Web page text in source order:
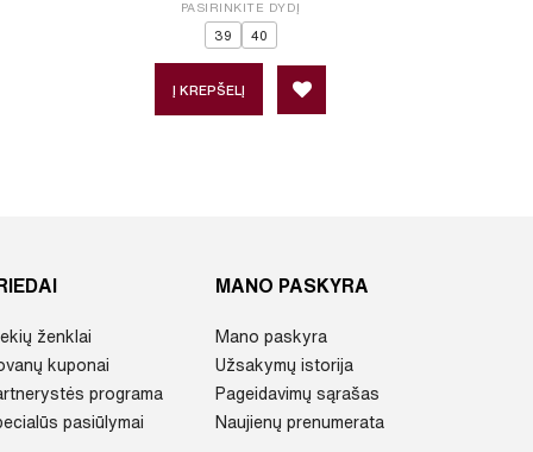
PASIRINKITE DYDĮ
39 40
Į KREPŠELĮ
ženklai
kuponai
programa
pasiūlymai
MANO PASKYRA
Mano paskyra
Užsakymų istorija
Pageidavimų sąrašas
Naujienų prenumerata